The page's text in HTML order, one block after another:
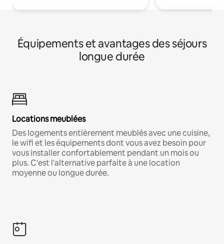
Équipements et avantages des séjours
longue durée
Locations meublées
Des logements entièrement meublés avec une cuisine,
le wifi et les équipements dont vous avez besoin pour
vous installer confortablement pendant un mois ou
plus. C'est l'alternative parfaite à une location
moyenne ou longue durée.